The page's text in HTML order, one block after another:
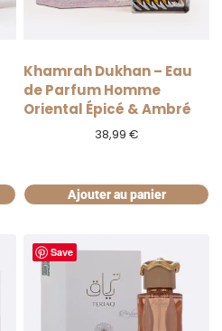
Khamrah Dukhan – Eau
de Parfum Homme
Oriental Épicé & Ambré
38,99€
Ajouter au panier
Save